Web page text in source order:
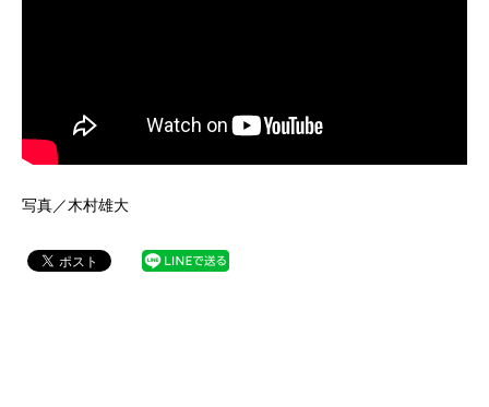
写真／木村雄大